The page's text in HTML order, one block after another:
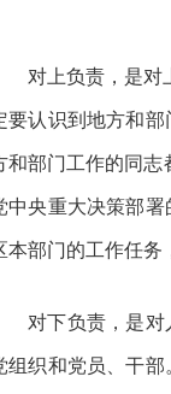
对上负责，是对
要认识到地方和
和部门工作的同志
中央重大决策部
本部门的工作任务
对下负责，是
组织和党员、干